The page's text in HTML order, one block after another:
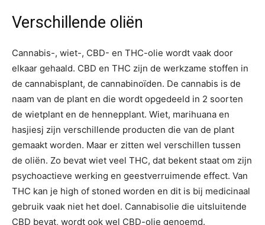
Verschillende oliën
Cannabis-, wiet-, CBD- en THC-olie wordt vaak door
elkaar gehaald. CBD en THC zijn de werkzame stoffen in
de cannabisplant, de cannabinoïden. De cannabis is de
naam van de plant en die wordt opgedeeld in 2 soorten
de wietplant en de hennepplant. Wiet, marihuana en
hasjiesj zijn verschillende producten die van de plant
gemaakt worden. Maar er zitten wel verschillen tussen
de oliën. Zo bevat wiet veel THC, dat bekent staat om zijn
psychoactieve werking en geestverruimende effect. Van
THC kan je high of stoned worden en dit is bij medicinaal
gebruik vaak niet het doel. Cannabisolie die uitsluitende
CBD bevat, wordt ook wel CBD-olie genoemd.